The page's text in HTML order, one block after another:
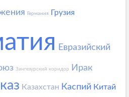
Германия Грузия
Евразийский
Зангезурский коридор Ирак
Казахстан Каспий Китай